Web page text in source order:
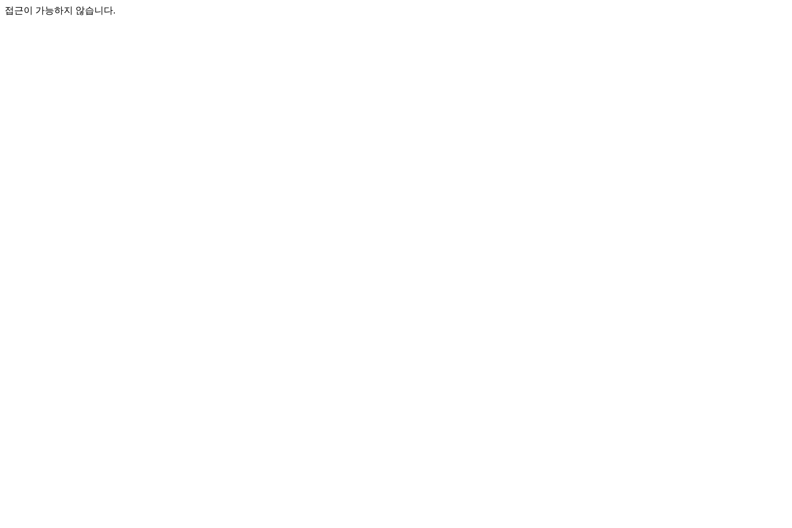
접근이 가능하지 않습니다.